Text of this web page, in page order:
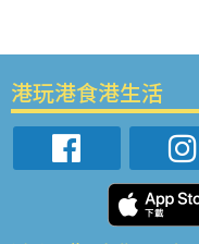
港玩港食港生活